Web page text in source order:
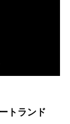
トランド